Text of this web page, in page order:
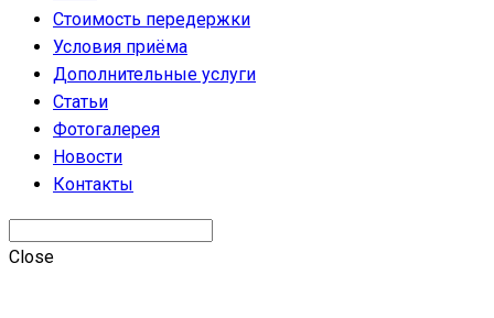
Стоимость передержки
Условия приёма
Дополнительные услуги
Статьи
Фотогалерея
Новости
Контакты
Close